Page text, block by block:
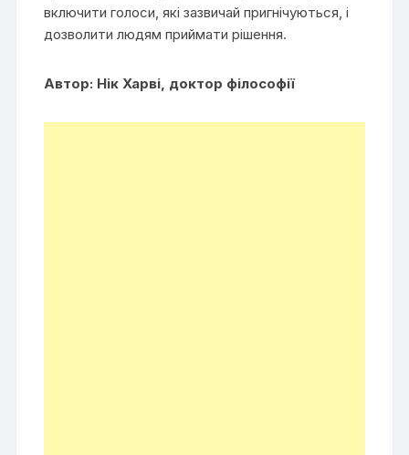
включити голоси, які зазвичай пригнічуються, і
дозволити людям приймати рішення.
Автор: Нік Харві, доктор філософії